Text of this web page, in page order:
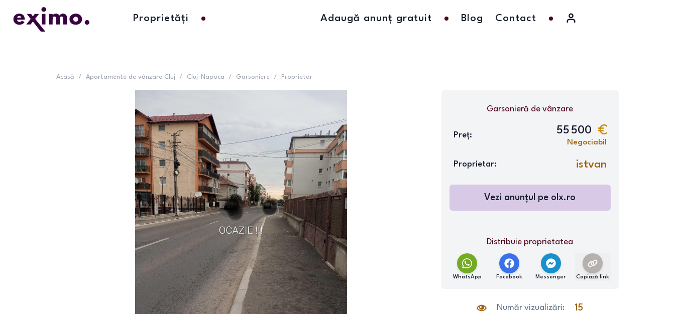
Proprietăți Adaugă anunț gratuit Blog Contact
Acasă / Apartamente de vânzare Cluj / Cluj-Napoca / Garsoniere / Proprietar
Garsonieră de vânzare
Preț: 55 500
Negociabil
Proprietar: istvan
Vezi anunțul pe olx.ro
Distribuie proprietatea
WhatsApp Facebook Messenger Copiază link
Număr vizualizări: 15